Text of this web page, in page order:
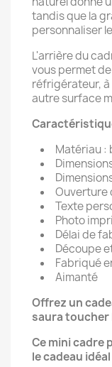
tandis que la
personnaliser
L'arrière du
vous permet
réfrigérateur,
autre surface
Matériau :
Ouverture
Texte
Photo
Délai de
Découpe
Fabriqué
Aimanté
Offrez un
saura
Ce mini cadre
le cadeau